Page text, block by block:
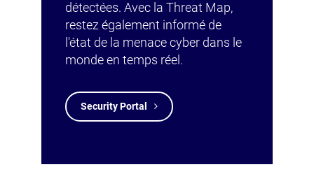
détectées. Avec la Threat Map,
restez également informé de
l'état de la menace cyber dans le
monde en temps réel.
Security Portal